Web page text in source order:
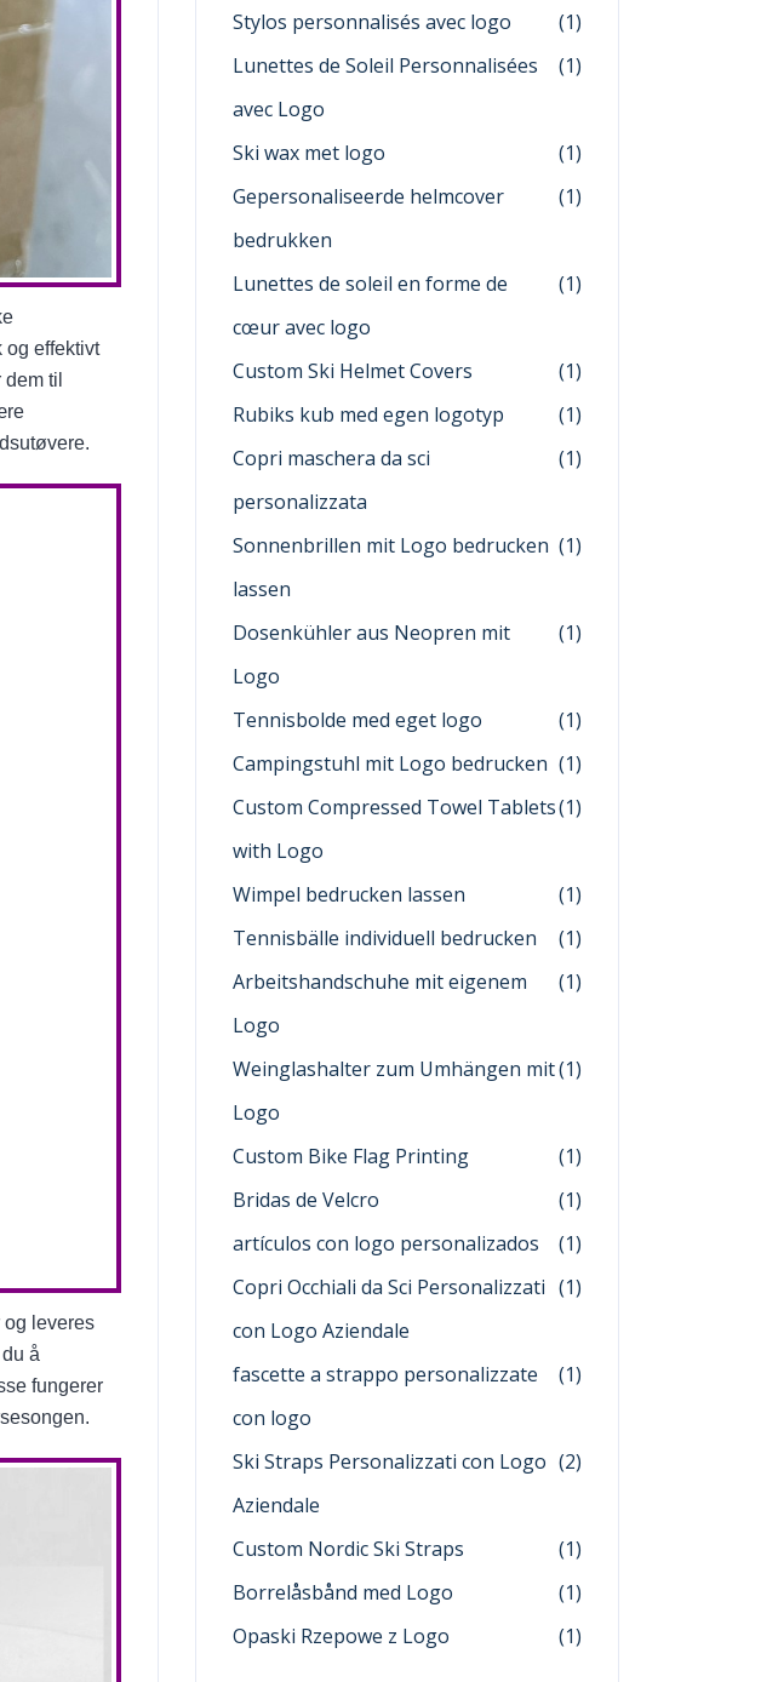
og effektivt
til
og leveres
å
fungerer
Stylos personnalisés avec logo
(1)
Lunettes de Soleil Personnalisées
avec Logo
(1)
Ski wax met logo
(1)
Gepersonaliseerde helmcover
bedrukken
(1)
Lunettes de soleil en forme de
cœur avec logo
(1)
Custom Ski Helmet Covers
(1)
Rubiks kub med egen logotyp
(1)
Copri maschera da sci
personalizzata
(1)
Sonnenbrillen mit Logo bedrucken
lassen
(1)
Dosenkühler aus Neopren mit
Logo
(1)
Tennisbolde med eget logo
(1)
Campingstuhl mit Logo bedrucken (1)
Custom Compressed Towel Tablets
with Logo
(1)
Wimpel bedrucken lassen
(1)
Tennisbälle individuell bedrucken
(1)
Arbeitshandschuhe mit eigenem
Logo
(1)
Weinglashalter zum Umhängen mit
Logo
(1)
Custom Bike Flag Printing
(1)
Bridas de Velcro
(1)
artículos con logo personalizados
(1)
Copri Occhiali da Sci Personalizzati
con Logo Aziendale
(1)
fascette a strappo personalizzate
con logo
(1)
Ski Straps Personalizzati con Logo
Aziendale
(2)
Custom Nordic Ski Straps
(1)
Borrelåsbånd med Logo
(1)
Opaski Rzepowe z Logo
(1)